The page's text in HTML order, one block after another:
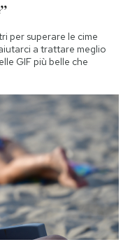
per superare le cime
a trattare meglio
GIF più belle che